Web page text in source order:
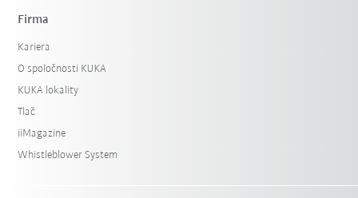
Firma
Kariera
O spoločnosti KUKA
KUKA lokality
Tlač
iiMagazine
Whistleblower System